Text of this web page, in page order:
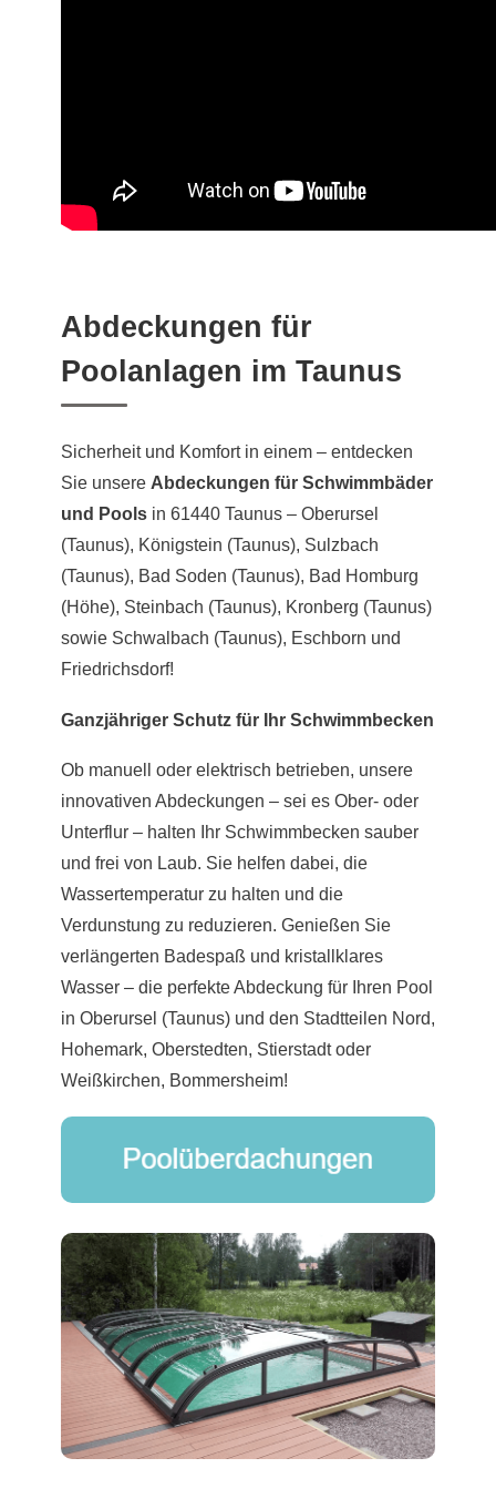
Abdeckungen für
Poolanlagen im Taunus
Sicherheit und Komfort in einem – entdecken
Sie unsere Abdeckungen für Schwimmbäder
und Pools in 61440 Taunus – Oberursel
(Taunus), Königstein (Taunus), Sulzbach
(Taunus), Bad Soden (Taunus), Bad Homburg
(Höhe), Steinbach (Taunus), Kronberg (Taunus)
sowie Schwalbach (Taunus), Eschborn und
Friedrichsdorf!
Ganzjähriger Schutz für Ihr Schwimmbecken
Ob manuell oder elektrisch betrieben, unsere
innovativen Abdeckungen – sei es Ober- oder
Unterflur – halten Ihr Schwimmbecken sauber
und frei von Laub. Sie helfen dabei, die
Wassertemperatur zu halten und die
Verdunstung zu reduzieren. Genießen Sie
verlängerten Badespaß und kristallklares
Wasser – die perfekte Abdeckung für Ihren Pool
in Oberursel (Taunus) und den Stadtteilen Nord,
Hohemark, Oberstedten, Stierstadt oder
Weißkirchen, Bommersheim!